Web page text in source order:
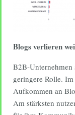
Blogs verlieren
B2B-
geringere Rolle.
Aufkommen an
Am stärksten